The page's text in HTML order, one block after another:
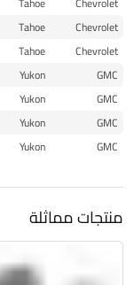
Chevrolet
Tahoe
Chevrolet
Tahoe
GMC
Yukon
GMC
Yukon
GMC
Yukon
GMC
Yukon
منتجات مماثلة